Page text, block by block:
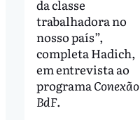
da classe
trabalhadora no
nosso país”,
completa Hadich,
em entrevista ao
programaConexão
BdF.